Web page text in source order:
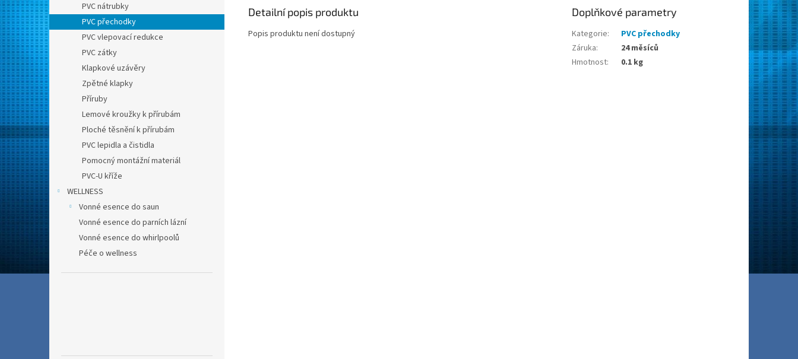
PVC nátrubky
PVC přechodky
PVC vlepovací redukce
PVC zátky
Klapkové uzávěry
Zpětné klapky
Příruby
Lemové kroužky k přírubám
Ploché těsnění k přírubám
PVC lepidla a čistidla
Pomocný montážní materiál
PVC-U kříže
WELLNESS
Vonné esence do saun
Vonné esence do parních lázní
Vonné esence do whirlpoolů
Péče o wellness
Detailní popis produktu
Popis produktu není dostupný
Doplňkové parametry
Kategorie:
PVC přechodky
Záruka:
24 měsíců
Hmotnost: 0.1 kg